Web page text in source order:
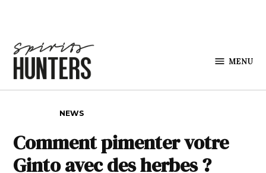
MENU
NEWS
Comment pimenter votre
Ginto avec des herbes ?